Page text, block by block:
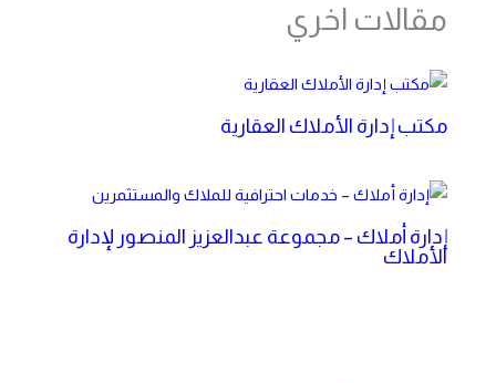
مقالات اخري
مكتب إدارة الأملاك العقارية
إدارة أملاك – مجموعة عبدالعزيز المنصور لإدارة
الأملاك